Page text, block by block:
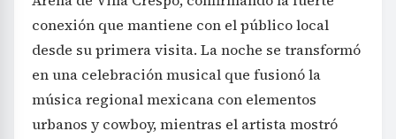
conexión que mantiene con el público local
desde su primera visita. La noche se transformó
en una celebración musical que fusionó la
música regional mexicana con elementos
urbanos y cowboy, mientras el artista mostró